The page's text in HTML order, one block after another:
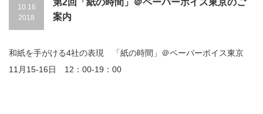
10.16
2018
第2回「紙の時間」＠ペーパーボイス東京のご
案内
和紙を手がける4社の表現 「紙の時間」＠ペーパーボイス東京
11月15-16日 12：00-19：00